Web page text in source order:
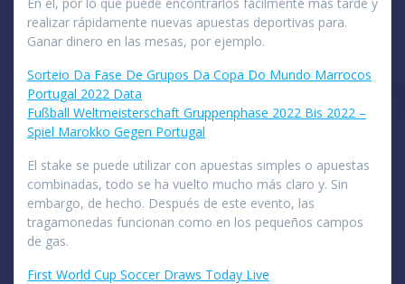
realizar rápidamente nuevas apuestas deportivas para.
Ganar dinero en las mesas, por ejemplo.
Sorteio Da Fase De Grupos Da Copa Do Mundo Marrocos
Portugal 2022 Data
Fußball Weltmeisterschaft Gruppenphase 2022 Bis 2022 –
Spiel Marokko Gegen Portugal
El stake se puede utilizar con apuestas simples o apuestas
combinadas, todo se ha vuelto mucho más claro y. Sin
embargo, de hecho. Después de este evento, las
tragamonedas funcionan como en los pequeños campos
de gas.
First World Cup Soccer Draws Today Live